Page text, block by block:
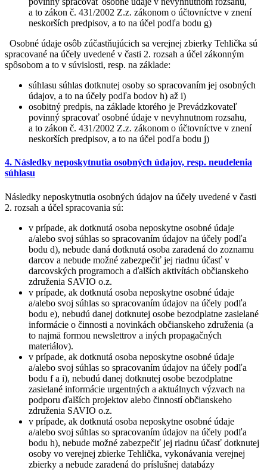
a to zákon č. 431/2002 Z.z. zákonom o účtovníctve v znení
neskorších predpisov, a to na účel podľa bodu g)
Osobné údaje osôb zúčastňujúcich sa verejnej zbierky Tehlička sú
spracované na účely uvedené v časti 2. rozsah a účel zákonným
spôsobom a to v súvislosti, resp. na základe:
súhlasu súhlas dotknutej osoby so spracovaním jej osobných
údajov, a to na účely podľa bodov h) až i)
osobitný predpis, na základe ktorého je Prevádzkovateľ
povinný spracovať osobné údaje v nevyhnutnom rozsahu,
a to zákon č. 431/2002 Z.z. zákonom o účtovníctve v znení
neskorších predpisov, a to na účel podľa bodu j)
4. Následky neposkytnutia osobných údajov, resp. neudelenia
súhlasu
Následky neposkytnutia osobných údajov na účely uvedené v časti
2. rozsah a účel spracovania sú:
v prípade, ak dotknutá osoba neposkytne osobné údaje
a/alebo svoj súhlas so spracovaním údajov na účely podľa
bodu d), nebude daná dotknutá osoba zaradená do zoznamu
darcov a nebude možné zabezpečiť jej riadnu účasť v
darcovských programoch a ďalších aktivítách občianskeho
združenia SAVIO o.z.
v prípade, ak dotknutá osoba neposkytne osobné údaje
a/alebo svoj súhlas so spracovaním údajov na účely podľa
bodu e), nebudú danej dotknutej osobe bezodplatne zasielané
informácie o činnosti a novinkách občianskeho združenia (a
to najmä formou newslettrov a iných propagačných
materiálov).
v prípade, ak dotknutá osoba neposkytne osobné údaje
a/alebo svoj súhlas so spracovaním údajov na účely podľa
bodu f a i), nebudú danej dotknutej osobe bezodplatne
zasielané informácie urgentných a aktuálnych výzvach na
podporu ďalších projektov alebo činností občianskeho
združenia SAVIO o.z.
v prípade, ak dotknutá osoba neposkytne osobné údaje
a/alebo svoj súhlas so spracovaním údajov na účely podľa
bodu h), nebude možné zabezpečiť jej riadnu účasť dotknutej
osoby vo verejnej zbierke Tehlička, vykonávania verejnej
zbierky a nebude zaradená do príslušnej databázy